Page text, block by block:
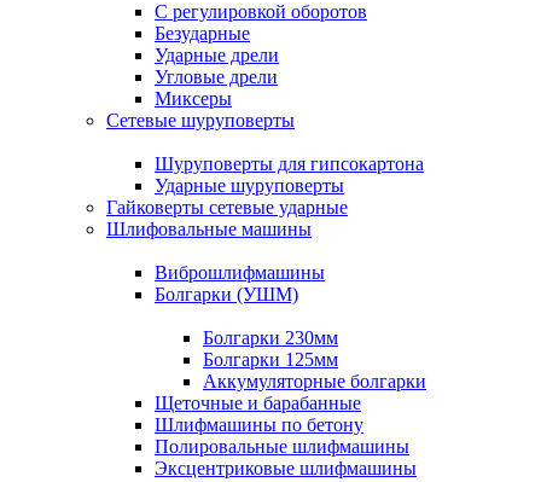
С регулировкой оборотов
Безударные
Ударные дрели
Угловые дрели
Миксеры
Сетевые шуруповерты
Шуруповерты для гипсокартона
Ударные шуруповерты
Гайковерты сетевые ударные
Шлифовальные машины
Виброшлифмашины
Болгарки (УШМ)
Болгарки 230мм
Болгарки 125мм
Аккумуляторные болгарки
Щеточные и барабанные
Шлифмашины по бетону
Полировальные шлифмашины
Эксцентриковые шлифмашины